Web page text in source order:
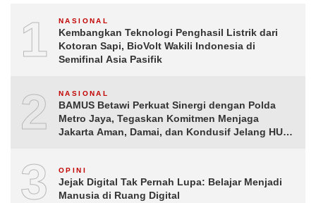
1 NASIONAL
Kembangkan Teknologi Penghasil Listrik dari
Kotoran Sapi, BioVolt Wakili Indonesia di
Semifinal Asia Pasifik
2 NASIONAL
BAMUS Betawi Perkuat Sinergi dengan Polda
Metro Jaya, Tegaskan Komitmen Menjaga
Jakarta Aman, Damai, dan Kondusif Jelang HUT
3 OPINI
Jejak Digital Tak Pernah Lupa: Belajar Menjadi
Manusia di Ruang Digital